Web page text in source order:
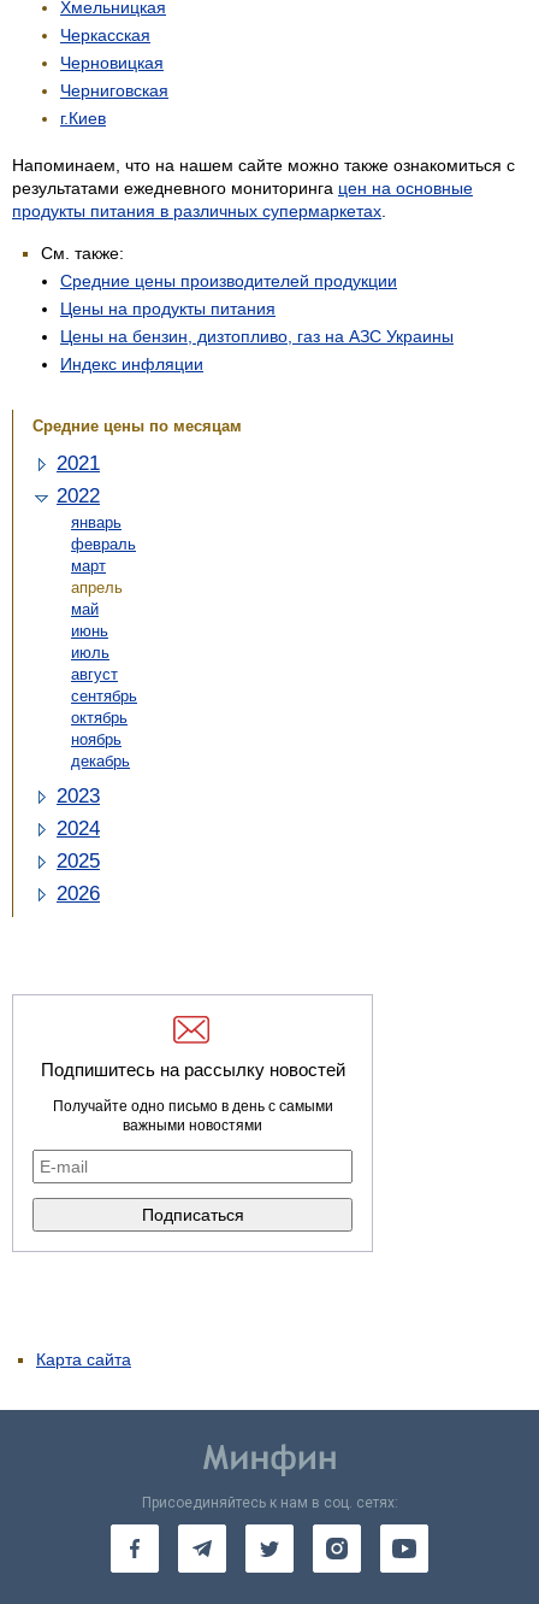
Хмельницкая
Черкасская
Черновицкая
Черниговская
г.Киев
Напоминаем, что на нашем сайте можно также ознакомиться с
результатами ежедневного мониторинга цен на основные
продукты питания в различных супермаркетах
См. также:
Средние цены производителей продукции
Цены на продукты питания
Цены на бензин, дизтопливо, газ на АЗС Украины
Индекс инфляции
Средние цены по месяцам
2021
2022
январь
февраль
март
апрель
май
июнь
июль
август
сентябрь
октябрь
ноябрь
декабрь
2023
2024
2025
2026
Подпишитесь на рассылку новостей
Получайте одно письмо в день с самыми
важными новостями
Карта сайта
Присоединяйтесь к нам в соц. сетях: